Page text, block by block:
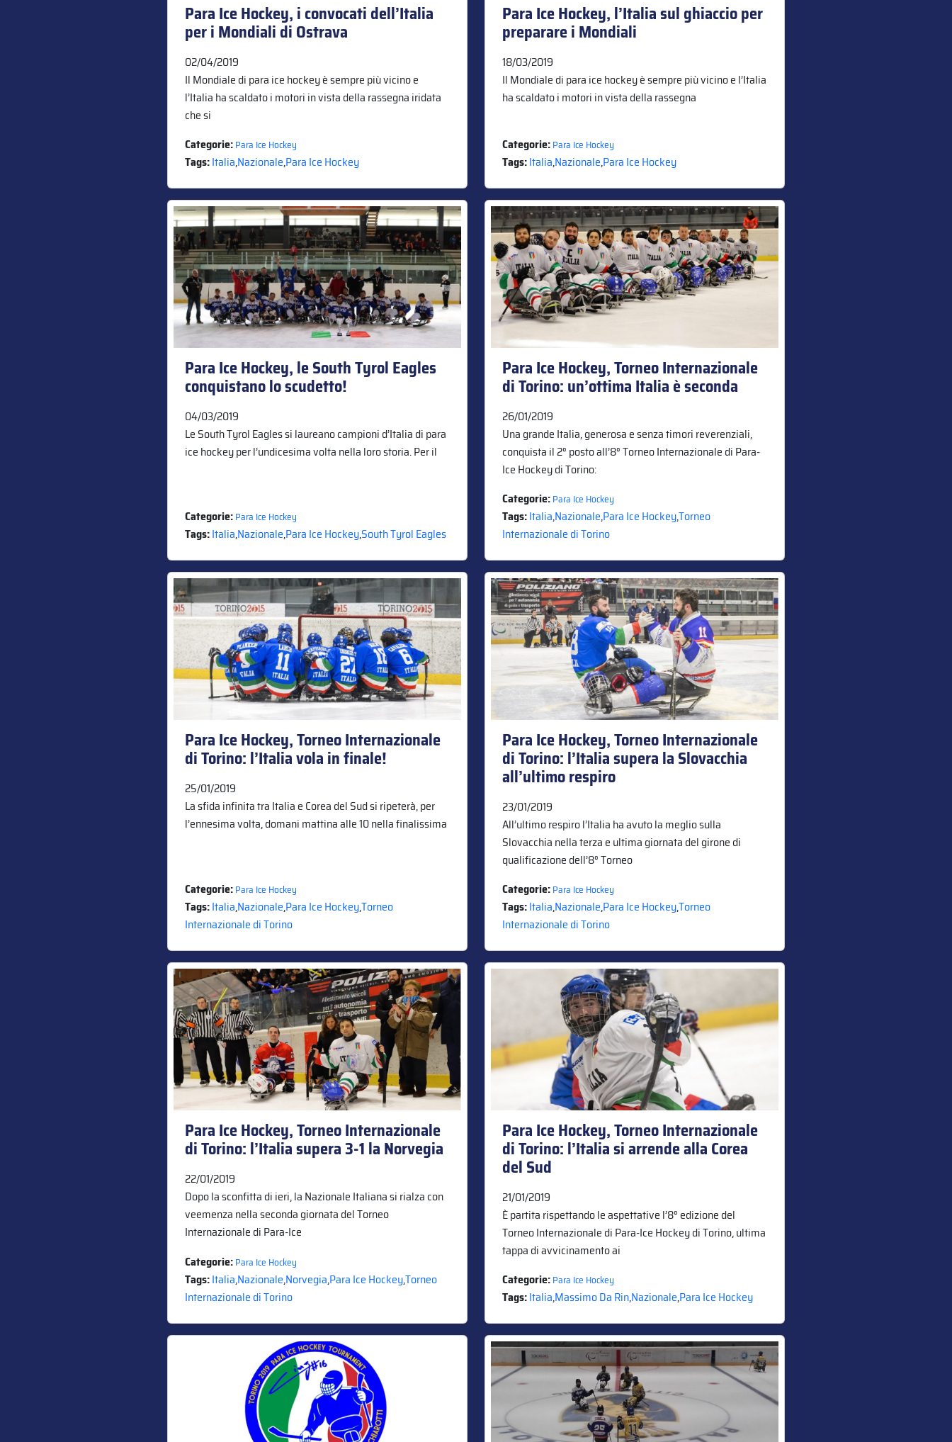
Para Ice Hockey, i convocati dell’Italia
per i Mondiali di Ostrava
02/04/2019
Il Mondiale di para ice hockey è sempre più vicino e
l’Italia ha scaldato i motori in vista della rassegna iridata
che si
Categorie:Para Ice Hockey
Tags:Italia,Nazionale,Para Ice Hockey
Para Ice Hockey, l’Italia sul ghiaccio per
preparare i Mondiali
18/03/2019
Il Mondiale di para ice hockey è sempre più vicino e l’Italia
ha scaldato i motori in vista della rassegna
Categorie:Para Ice Hockey
Tags:Italia,Nazionale,Para Ice Hockey
Para Ice Hockey, le South Tyrol Eagles
conquistano lo scudetto!
04/03/2019
Le South Tyrol Eagles si laureano campioni d’Italia di para
ice hockey per l’undicesima volta nella loro storia. Per il
Categorie:Para Ice Hockey
Tags:Italia,Nazionale,Para Ice Hockey,South Tyrol Eagles
Para Ice Hockey, Torneo Internazionale
di Torino: un’ottima Italia è seconda
26/01/2019
Una grande Italia, generosa e senza timori reverenziali,
conquista il 2° posto all’8° Torneo Internazionale di Para-
Ice Hockey di Torino:
Categorie:Para Ice Hockey
Tags:Italia,Nazionale,Para Ice Hockey,Torneo
Internazionale di Torino
Para Ice Hockey, Torneo Internazionale
di Torino: l’Italia vola in finale!
25/01/2019
La sfida infinita tra Italia e Corea del Sud si ripeterà, per
l’ennesima volta, domani mattina alle 10 nella finalissima
Categorie:Para Ice Hockey
Tags:Italia,Nazionale,Para Ice Hockey,Torneo
Internazionale di Torino
Para Ice Hockey, Torneo Internazionale
di Torino: l’Italia supera la Slovacchia
all’ultimo respiro
23/01/2019
All’ultimo respiro l’Italia ha avuto la meglio sulla
Slovacchia nella terza e ultima giornata del girone di
qualificazione dell’8° Torneo
Categorie:Para Ice Hockey
Tags:Italia,Nazionale,Para Ice Hockey,Torneo
Internazionale di Torino
Para Ice Hockey, Torneo Internazionale
di Torino: l’Italia supera 3-1 la Norvegia
22/01/2019
Dopo la sconfitta di ieri, la Nazionale Italiana si rialza con
veemenza nella seconda giornata del Torneo
Internazionale di Para-Ice
Categorie:Para Ice Hockey
Tags:Italia,Nazionale,Norvegia,Para Ice Hockey,Torneo
Internazionale di Torino
Para Ice Hockey, Torneo Internazionale
di Torino: l’Italia si arrende alla Corea
del Sud
21/01/2019
È partita rispettando le aspettative l’8° edizione del
Torneo Internazionale di Para-Ice Hockey di Torino, ultima
tappa di avvicinamento ai
Categorie:Para Ice Hockey
Tags:Italia,Massimo Da Rin,Nazionale,Para Ice Hockey